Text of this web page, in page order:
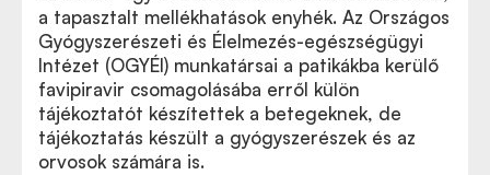
a tapasztalt mellékhatások enyhék. Az Országos
Gyógyszerészeti és Élelmezés-egészségügyi
Intézet (OGYÉI) munkatársai a patikákba kerülő
favipiravir csomagolásába erről külön
tájékoztatót készítettek a betegeknek, de
tájékoztatás készült a gyógyszerészek és az
orvosok számára is.